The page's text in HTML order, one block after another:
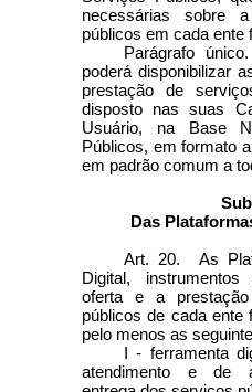
necessárias sobre
públicos em cada ente
Parágrafo
poderá disponibilizar
prestação de
disposto nas suas
Usuário, na Base
Públicos, em formato
em padrão comum a
Das
Art. 20. As
Digital,
oferta e a
públicos de cada ente
pelo menos as
I - ferramenta
atendimento e de